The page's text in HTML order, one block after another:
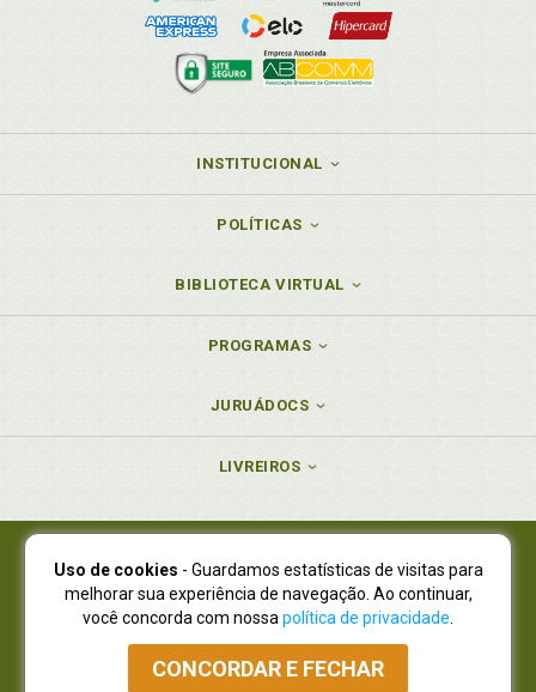
INSTITUCIONAL
POLÍTICAS
BIBLIOTECA VIRTUAL
PROGRAMAS
JURUÁDOCS
LIVREIROS
Juruá Editora Ltda., CNPJ 77.535.508/0001-19
Juruá Informática Ltda., CNPJ 01.701.561/0001-80
NOVO ENDEREÇO:R. Flávio Dallegrave, 7665, São Lourenço |
Curitiba - Paraná - CEP 82210-310
Atendimento: (41) 4009-3900|Vendas Atacado: (41) 4009-3939
Uso de cookies - Guardamos estatísticas de visitas para
melhorar sua experiência de navegação. Ao continuar,
você concorda com nossa política de privacidade
CONCORDAR E FECHAR